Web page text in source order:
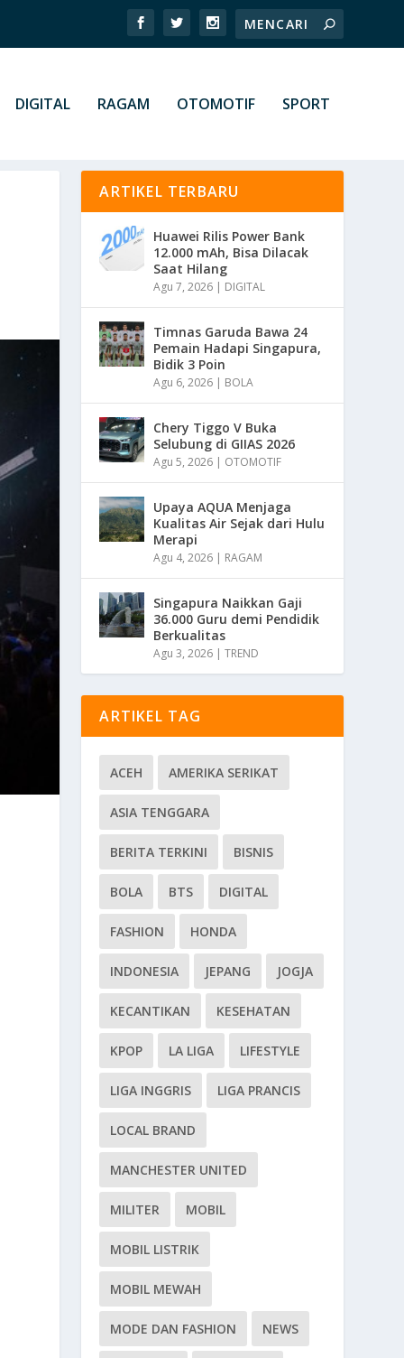
DIGITAL RAGAM OTOMOTIF SPORT
ARTIKEL TERBARU
Huawei Rilis Power Bank
12.000 mAh, Bisa Dilacak
Saat Hilang
Agu 7, 2026 | DIGITAL
Timnas Garuda Bawa 24
Pemain Hadapi Singapura,
Bidik 3 Poin
Agu 6, 2026 | BOLA
Chery Tiggo V Buka
Selubung di GIIAS 2026
Agu 5, 2026 | OTOMOTIF
Upaya AQUA Menjaga
Kualitas Air Sejak dari Hulu
Merapi
Agu 4, 2026 | RAGAM
Singapura Naikkan Gaji
36.000 Guru demi Pendidik
Berkualitas
Agu 3, 2026 |TREND
ARTIKEL TAG
ACEH AMERIKA SERIKAT
ASIA TENGGARA
BERITA TERKINI BISNIS
BOLA BTS DIGITAL
FASHION HONDA
INDONESIA JEPANG JOGJA
KECANTIKAN KESEHATAN
KPOP LA LIGA LIFESTYLE
LIGA INGGRIS LIGA PRANCIS
LOCAL BRAND
MANCHESTER UNITED
MILITER MOBIL
MOBIL LISTRIK
MOBIL MEWAH
MODE DAN FASHION NEWS